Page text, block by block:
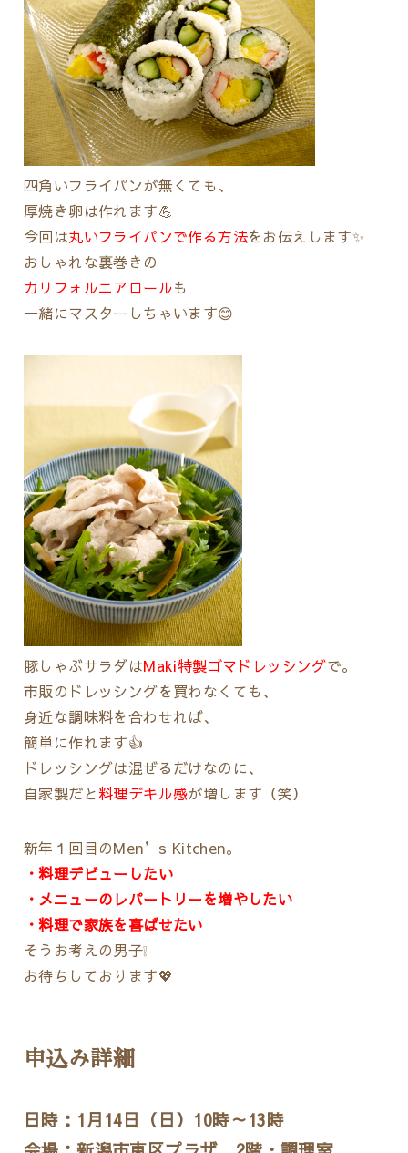
四角いフライパンが無くても、
厚焼き卵は作れます💪
今回は丸いフライパンで作る方法をお伝えします✨
おしゃれな裏巻きの
カリフォルニアロールも
一緒にマスターしちゃいます😊
豚しゃぶサラダはMaki特製ゴマドレッシングで。
市販のドレッシングを買わなくても、
身近な調味料を合わせれば、
簡単に作れます👍
ドレッシングは混ぜるだけなのに、
自家製だと料理デキル感が増します（笑）
新年１回目のMen’s Kitchen。
・料理デビューしたい
・メニューのレパートリーを増やしたい
・料理で家族を喜ばせたい
そうお考えの男子❕
お待ちしております💖
申込み詳細
日時：1月14日（日）10時～13時